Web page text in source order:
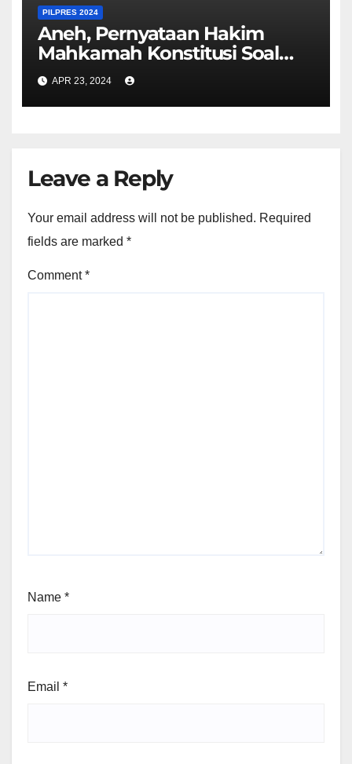
PILPRES 2024
Aneh, Pernyataan Hakim
Mahkamah Konstitusi Soal
Bansos Kontradiktif
APR 23, 2024
Leave a Reply
Your email address will not be published. Required
fields are marked *
Comment*
Name *
Email *